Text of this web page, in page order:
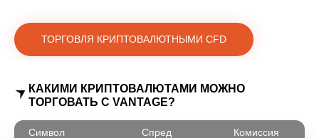
ТОРГОВЛЯ КРИПТОВАЛЮТНЫМИ CFD
КАКИМИ КРИПТОВАЛЮТАМИ МОЖНО
ТОРГОВАТЬ С VANTAGE?
Символ Спред Комиссия